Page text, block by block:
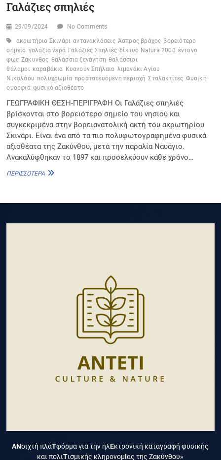
Γαλάζιες σπηλιές
29/09/2024 No Comments
ακρωτήριο Σκινάρι αντανακλάσεις Άσπρος βράχος βορειότερο
σημείο γαλάζια νερά Γαλάζιες Σπηλιές δίκτυο Natura 2000 έντονο
φως Ζάκυνθος θαλάσσια ξενάγηση θαλάσσιοι
θάλαμοι καραβάκια Κυανούν Σπήλαιο λιμανάκι Αγίου
Νικολάου πολυχρωμία προστατευόμενη περιοχή Σταλακτίτες Φυσική
ομορφιά φυσικό αξιοθέατο
ΓΕΩΓΡΑΦΙΚΗ ΘΕΣΗ-ΠΕΡΙΓΡΑΦΗ Οι Γαλάζιες σπηλιές
βρίσκονται στο βορειότερο σημείο του νησιού και
συγκεκριμένα στην βορειανατολική ακτή του ακρωτηρίου
Σκινάρι. Είναι ένα από τα πιο πολυφωτογραφημένα φυσικά
αξιοθέατα της Ζακύνθου, μετά την παραλία Ναυάγιο.
Ανακαλύφθηκαν το 1897 και προσελκύουν κάθε χρόνο…
ΠΕΡΙΣΣΌΤΕΡΑ ΓΑΛΆΖΙΕΣ
ΑΝοιχτή πλαΤφόρμα για την ηλΕκτρονική καταγραφή φυσικής
και πολιΤισμικής κληρονομΙάς της Ζακύνθου»